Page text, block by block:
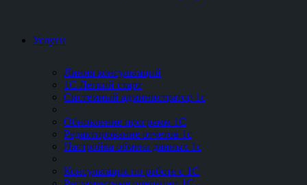
Услуги
Линия консультаций
1С Легкий старт
Системный администратор 1с
Обновление программ 1С
Редактирование отчетов 1с
Настройка обмена данных 1с
Консультация по работе с 1С